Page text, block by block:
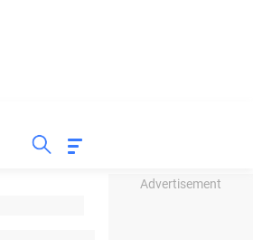
Advertisement
INSPIRASI BISNIS